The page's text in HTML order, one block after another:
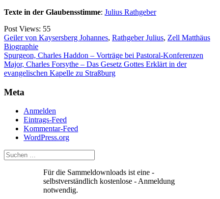
Texte in der Glaubensstimme: Julius Rathgeber
Post Views: 55
Geiler von Kaysersberg Johannes, Rathgeber Julius, Zell Matthäus
Biographie
Beitragsnavigation
Spurgeon, Charles Haddon – Vorträge bei Pastoral-Konferenzen
Major, Charles Forsythe – Das Gesetz Gottes Erklärt in der
evangelischen Kapelle zu Straßburg
Meta
Anmelden
Eintrags-Feed
Kommentar-Feed
WordPress.org
Für die Sammeldownloads ist eine -
selbstverständlich kostenlose - Anmeldung
notwendig.